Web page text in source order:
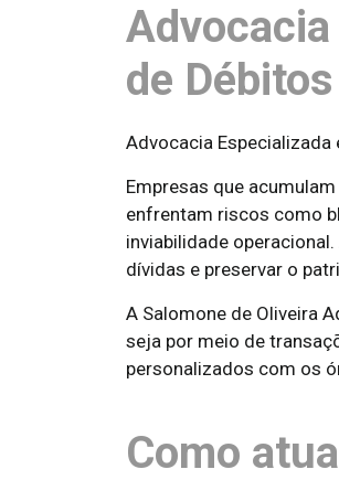
de
Advocacia
Empresas que
enfrentam riscos como
inviabilidade
dívidas e preservar o
A Salomone de Oliveira
seja por meio de
personalizados com os
Como